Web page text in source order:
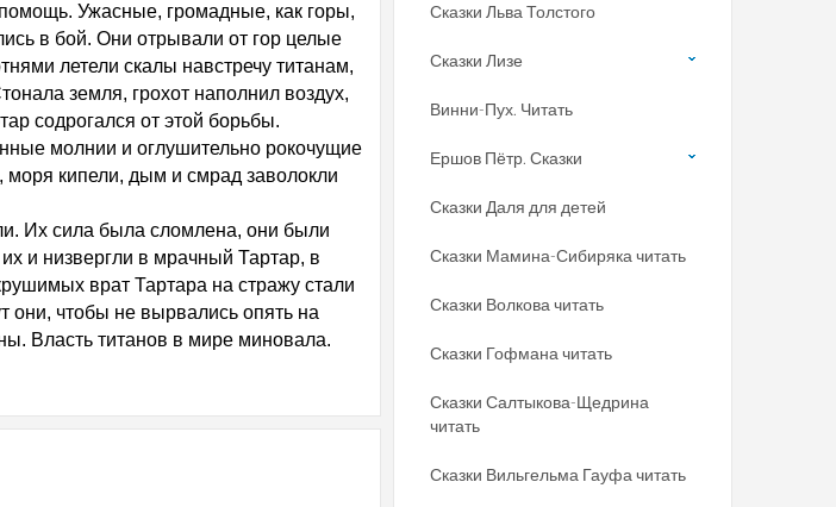
Ужасные, громадные, как горы,
в бой. Они отрывали от гор целые
летели скалы навстречу титанам,
земля, грохот наполнил воздух,
содрогался от этой борьбы.
молнии и оглушительно рокочущие
кипели, дым и смрад заволокли
Их сила была сломлена, они были
и низвергли в мрачный Тартар, в
врат Тартара на стражу стали
они, чтобы не вырвались опять на
Власть титанов в мире миновала.
Сказки Льва Толстого
Сказки Лизе
Винни-Пух. Читать
Ершов Пётр. Сказки
Сказки Даля для детей
Сказки Мамина-Сибиряка читать
Сказки Волкова читать
Сказки Гофмана читать
Сказки Салтыкова-Щедрина
читать
Сказки Вильгельма Гауфа читать